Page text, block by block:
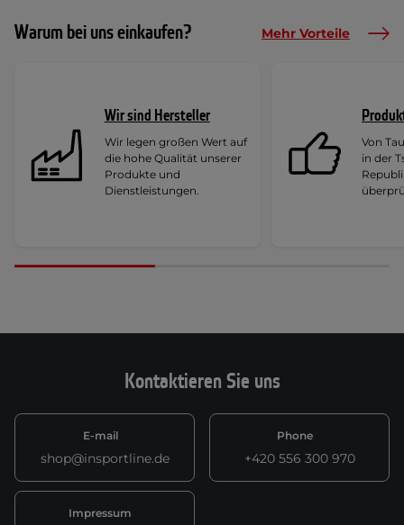
Warum bei uns einkaufen? Mehr Vorteile
Wir sind Hersteller
Wir legen großen Wert auf
die hohe Qualität unserer
Produkte und
Dienstleistungen.
Von
in der
Kontaktieren Sie uns
E-mail
shop@insportline.de
Phone
+420 556 300 970
Impressum